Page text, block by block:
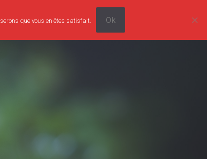
que vous en êtes satisfait. Ok